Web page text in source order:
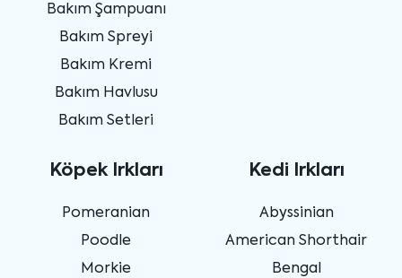
Bakım Şampuanı
Bakım Spreyi
Bakım Kremi
Bakım Havlusu
Bakım Setleri
Köpek Irkları
Pomeranian
Poodle
Morkie
Kedi Irkları
Abyssinian
American Shorthair
Bengal